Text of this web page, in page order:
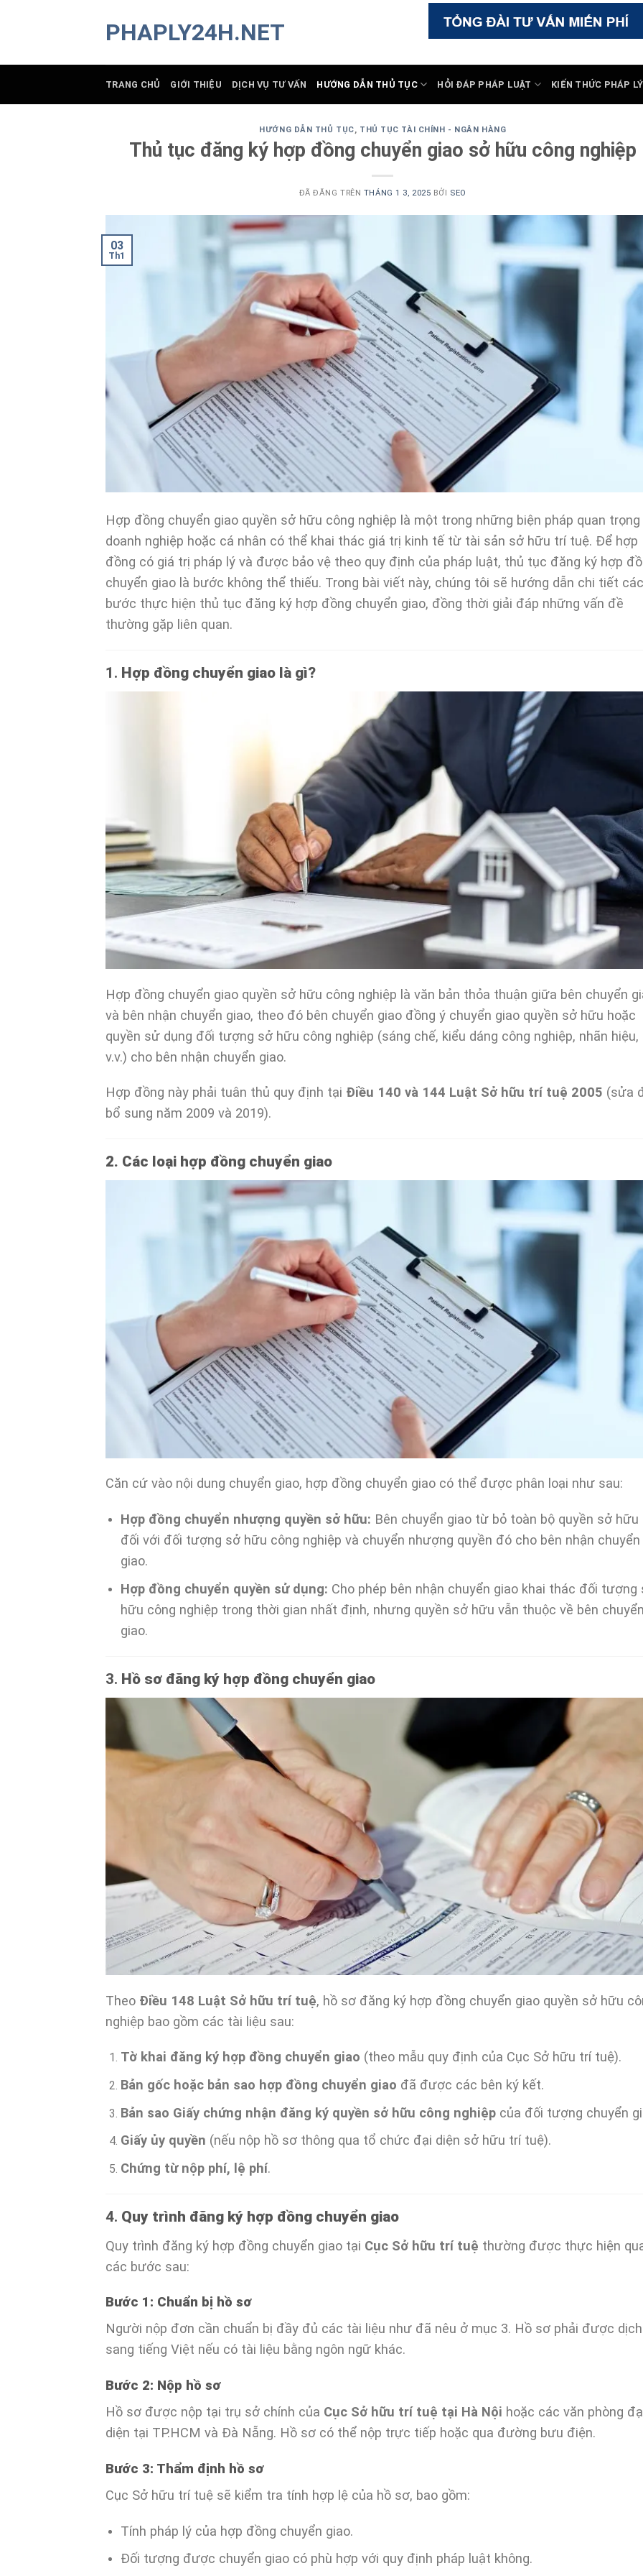
dung
PHAPLY24H.NET
TRANG CHỦ GIỚI THIỆU DỊCH VỤ TƯ VẤN HƯỚNG DẪN THỦ TỤC HỎI ĐÁP PHÁP LUẬT KIẾN THỨC PHÁP LÝ
HƯỚNG DẪN THỦ TỤC, THỦ TỤC TÀI CHÍNH - NGÂN HÀNG
Thủ tục đăng ký hợp đồng chuyển giao sở hữu công nghiệp
ĐÃ ĐĂNG TRÊN THÁNG 1 3, 2025 BỞI SEO
03
Th1
Hợp đồng chuyển giao quyền sở hữu công nghiệp là một trong những biện pháp quan
doanh nghiệp hoặc cá nhân có thể khai thác giá trị kinh tế từ tài sản sở hữu trí tuệ. Để hợp
đồng có giá trị pháp lý và được bảo vệ theo quy định của pháp luật, thủ tục đăng ký hợp
chuyển giao là bước không thể thiếu. Trong bài viết này, chúng tôi sẽ hướng dẫn chi tiết các
bước thực hiện thủ tục đăng ký hợp đồng chuyển giao, đồng thời giải đáp những vấn đề
thường gặp liên quan.
1. Hợp đồng chuyển giao là gì?
Hợp đồng chuyển giao quyền sở hữu công nghiệp là văn bản thỏa thuận giữa bên chuyển
và bên nhận chuyển giao, theo đó bên chuyển giao đồng ý chuyển giao quyền sở hữu hoặc
quyền sử dụng đối tượng sở hữu công nghiệp (sáng chế, kiểu dáng công nghiệp, nhãn hiệu,
v.v.) cho bên nhận chuyển giao.
Hợp đồng này phải tuân thủ quy định tại Điều 140 và 144 Luật Sở hữu trí tuệ 2005 (sửa
bổ sung năm 2009 và 2019).
2. Các loại hợp đồng chuyển giao
Căn cứ vào nội dung chuyển giao, hợp đồng chuyển giao có thể được phân loại như sau:
Hợp đồng chuyển nhượng quyền sở hữu: Bên chuyển giao từ bỏ toàn bộ quyền sở hữu
đối với đối tượng sở hữu công nghiệp và chuyển nhượng quyền đó cho bên nhận chuyển
giao.
Hợp đồng chuyển quyền sử dụng: Cho phép bên nhận chuyển giao khai thác đối tượng
hữu công nghiệp trong thời gian nhất định, nhưng quyền sở hữu vẫn thuộc về bên
giao.
3. Hồ sơ đăng ký hợp đồng chuyển giao
Theo Điều 148 Luật Sở hữu trí tuệ, hồ sơ đăng ký hợp đồng chuyển giao quyền sở hữu
nghiệp bao gồm các tài liệu sau:
Tờ khai đăng ký hợp đồng chuyển giao (theo mẫu quy định của Cục Sở hữu trí tuệ).
Bản gốc hoặc bản sao hợp đồng chuyển giao đã được các bên ký kết.
Bản sao Giấy chứng nhận đăng ký quyền sở hữu công nghiệpcủa đối tượng chuyển
Giấy ủy quyền (nếu nộp hồ sơ thông qua tổ chức đại diện sở hữu trí tuệ).
Chứng từ nộp phí, lệ phí.
4. Quy trình đăng ký hợp đồng chuyển giao
Quy trình đăng ký hợp đồng chuyển giao tại Cục Sở hữu trí tuệ thường được thực hiện
các bước sau:
Bước 1: Chuẩn bị hồ sơ
Người nộp đơn cần chuẩn bị đầy đủ các tài liệu như đã nêu ở mục 3. Hồ sơ phải được dịch
sang tiếng Việt nếu có tài liệu bằng ngôn ngữ khác.
Bước 2: Nộp hồ sơ
Hồ sơ được nộp tại trụ sở chính của Cục Sở hữu trí tuệ tại Hà Nội hoặc các văn phòng
diện tại TP.HCM và Đà Nẵng. Hồ sơ có thể nộp trực tiếp hoặc qua đường bưu điện.
Bước 3: Thẩm định hồ sơ
Cục Sở hữu trí tuệ sẽ kiểm tra tính hợp lệ của hồ sơ, bao gồm:
Tính pháp lý của hợp đồng chuyển giao.
Đối tượng được chuyển giao có phù hợp với quy định pháp luật không.